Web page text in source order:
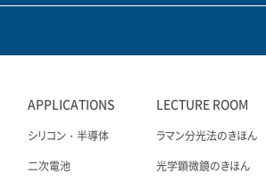
APPLICATIONS
シリコン・半導体
二次電池
LECTURE ROOM
ラマン分光法のきほん
光学顕微鏡のきほん